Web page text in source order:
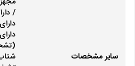
سایر مشخصات